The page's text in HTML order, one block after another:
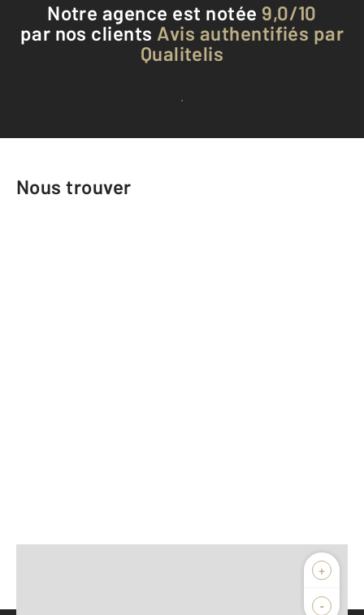
Notre agence est notée 9,0/10
par nos clients Avis authentifiés par
Qualitelis
Voir tous les avis clients
Nous trouver
+
-